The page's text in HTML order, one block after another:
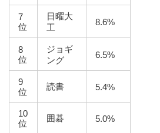
7
位
日曜大
工
8.6%
8
位
ジョギ
ング
6.5%
9
位
読書 5.4%
10
位
囲碁 5.0%